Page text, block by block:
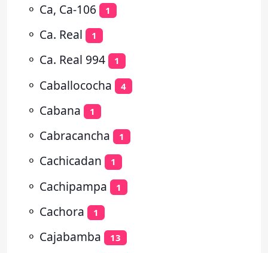
⚬ Ca, Ca-106 1
⚬ Ca. Real 1
⚬ Ca. Real 994 1
⚬ Caballococha 4
⚬ Cabana 1
⚬ Cabracancha 1
⚬ Cachicadan 1
⚬ Cachipampa 1
⚬ Cachora 1
⚬ Cajabamba 13